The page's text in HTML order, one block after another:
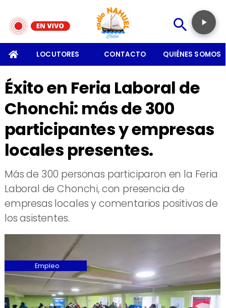
LOCUTORES CONTACTO QUIÉNES SOMOS
Éxito en Feria Laboral de
Chonchi: más de 300
participantes y empresas
locales presentes.
Más de 300 personas participaron en la Feria
Laboral de Chonchi, con presencia de
empresas locales y comentarios positivos de
los asistentes.
Empleo